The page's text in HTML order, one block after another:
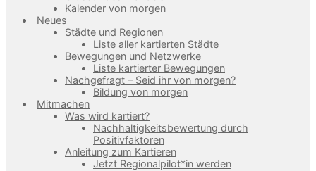
Kalender von morgen
Neues
Städte und Regionen
Liste aller kartierten Städte
Bewegungen und Netzwerke
Liste kartierter Bewegungen
Nachgefragt – Seid ihr von morgen?
Bildung von morgen
Mitmachen
Was wird kartiert?
Nachhaltigkeitsbewertung durch
Positivfaktoren
Anleitung zum Kartieren
Jetzt Regionalpilot*in werden